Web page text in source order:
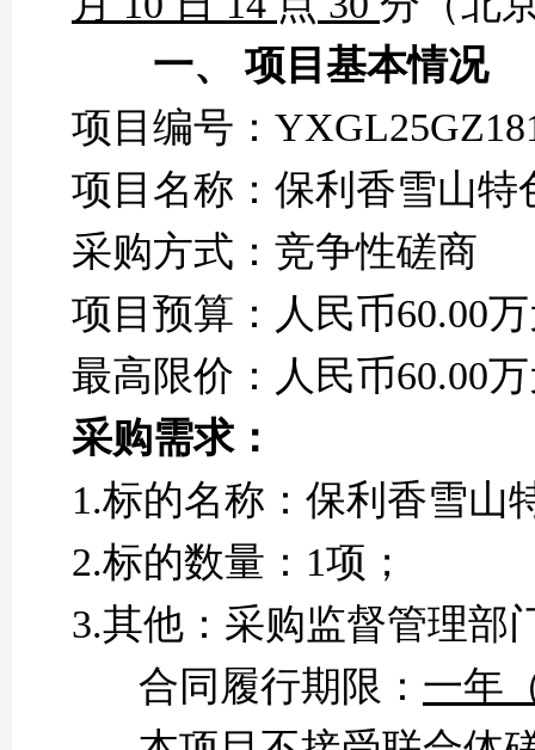
一、 项目基本情况
项目编号：
项目名称：保利香雪山
采购方式：竞争性磋商
项目预算：人民币60.00
最高限价：人民币60.00
采购需求：
1.标的名称 ： 保利香雪山
2.标的数量： 1项 ；
3.其他： 采购监督管理部
合同履行期限： 一年